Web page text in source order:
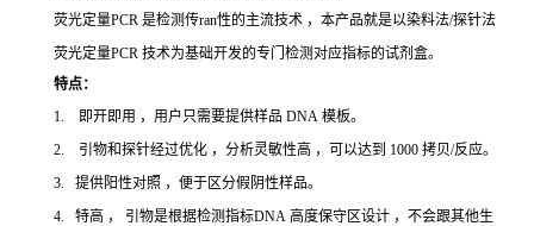
荧光定量PCR 是检测传ran性的主流技术 ，本产品就是以染料法/探针法
荧光定量PCR 技术为基础开发的专门检测对应指标的试剂盒。
特点：
1. 即开即用 ，用户只需要提供样品 DNA 模板。
2. 引物和探针经过优化 ，分析灵敏性高 ，可以达到 1000 拷贝/反应。
3. 提供阳性对照 ，便于区分假阴性样品。
4. 特高 ， 引物是根据检测指标DNA 高度保守区设计 ，不会跟其他生